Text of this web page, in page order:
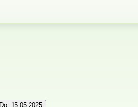
Do, 15.05.2025